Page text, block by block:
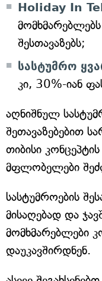
Holiday In
შესთავაზებს;
სასტუმრო
კი, 30%-იან
აღნიშნულ
შეთავაზებებით
თიბისი
მფლობელები
სასტუმროების
მისაღებად და
მომხმარებლები
დაუკავშირდნენ.